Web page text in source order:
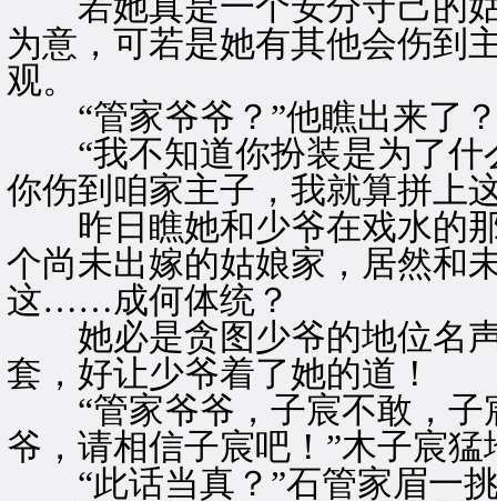
为意，可若是她有其他会伤到
观。
“管家爷爷？”他瞧出来了？
“我不知道你扮装是为了什
你伤到咱家主子，我就算拼上
昨日瞧她和少爷在戏水的那
个尚未出嫁的姑娘家，居然和
这……成何体统？
她必是贪图少爷的地位名声
套，好让少爷着了她的道！
“管家爷爷，子宸不敢，子
爷，请相信子宸吧！”木子宸猛
“此话当真？”石管家眉一挑